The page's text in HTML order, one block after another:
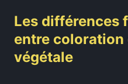
Les différences
entre coloration
végétale